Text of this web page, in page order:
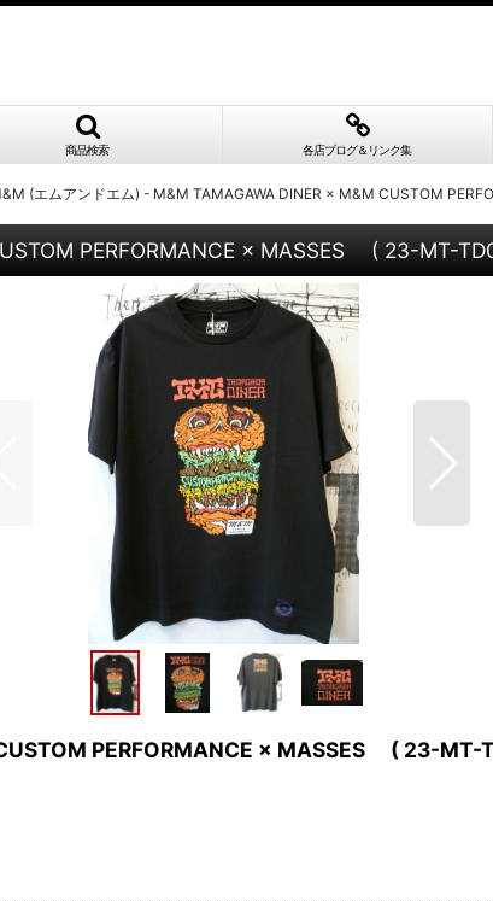
商品検索 各店ブログ＆リンク集
(エムアンドエム) - M&M TAMAGAWA DINER × M&M CUSTOM
PERFORMANCE × MASSES ( 23-MT-
PERFORMANCE × MASSES ( 23-MT-